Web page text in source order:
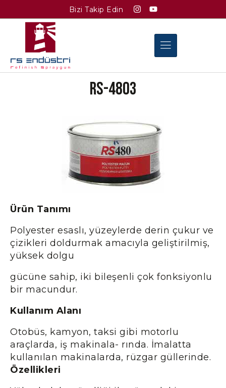
Bizi Takip Edin
RS-4803
Ürün Tanımı
Polyester esaslı, yüzeylerde derin çukur ve
çizikleri doldurmak amacıyla geliştirilmiş,
yüksek dolgu
gücüne sahip, iki bileşenli çok fonksiyonlu
bir macundur.
Kullanım Alanı
Otobüs, kamyon, taksi gibi motorlu
araçlarda, iş makinala- rında. İmalatta
kullanılan makinalarda, rüzgar güllerinde.
Özellikleri